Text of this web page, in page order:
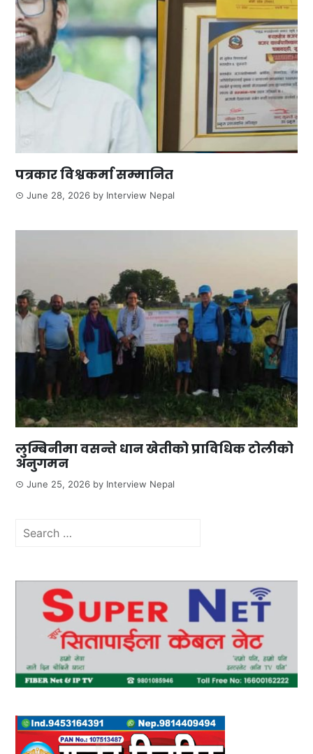
पत्रकार विश्वकर्मा सम्मानित
June 28, 2026 by Interview Nepal
लुम्बिनीमा वसन्ते धान खेतीको प्राविधिक टोलीको
अनुगमन
June 25, 2026 by Interview Nepal
Search